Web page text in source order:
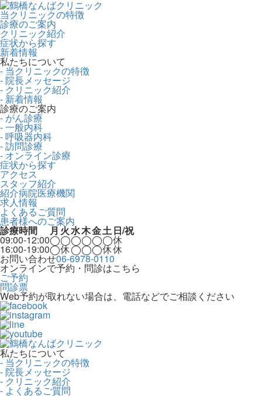
当クリニックの特徴
診療のご案内
クリニック紹介
症状から探す
新着情報
私たちについて
- 当クリニックの特徴
- 院長メッセージ
- クリニック紹介
- 新着情報
診療のご案内
- がん診療
- 一般内科
- 呼吸器内科
- 訪問診療
- オンライン診療
症状から探す
アクセス
スタッフ紹介
紹介病院医療機関
求人情報
よくあるご質問
患者様へのご案内
診療時間 月火水木金土日/祝
09:00-12:00◯◯◯◯◯◯休
16:00-19:00◯休◯◯◯休休
お問い合わせ06-6978-0110
オンラインで予約・問診はこちら
ご予約
問診票
Web予約が取れない場合は、電話などでご相談ください
私たちについて
- 当クリニックの特徴
- 院長メッセージ
- クリニック紹介
- よくあるご質問